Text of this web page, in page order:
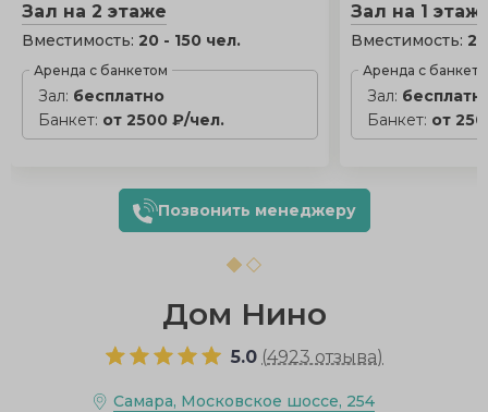
Зал на 2 этаже
Вместимость: 20 - 150 чел.
Аренда с банкетом
Зал: бесплатно
Банкет: от 2500 ₽/чел.
Зал на 1
Вместимость:
Аренда с
Зал:
Банкет: от
Позвонить менеджеру
Дом Нино
5.0 (4923 отзыва)
Самара, Московское шоссе, 254